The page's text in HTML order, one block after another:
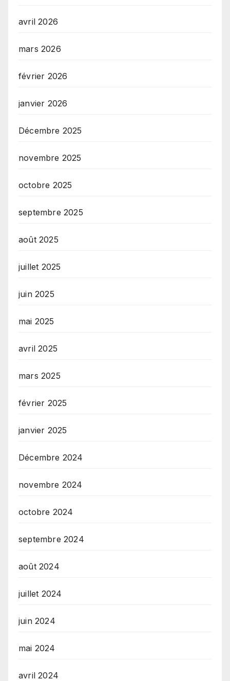
avril 2026
mars 2026
février 2026
janvier 2026
Décembre 2025
novembre 2025
octobre 2025
septembre 2025
août 2025
juillet 2025
juin 2025
mai 2025
avril 2025
mars 2025
février 2025
janvier 2025
Décembre 2024
novembre 2024
octobre 2024
septembre 2024
août 2024
juillet 2024
juin 2024
mai 2024
avril 2024